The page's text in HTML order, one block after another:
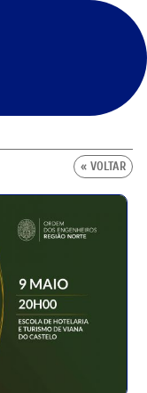
« VOLTAR